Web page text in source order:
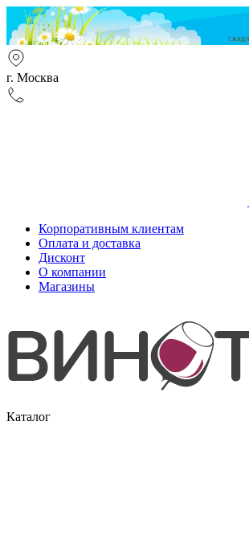
г. Москва
Корпоративным клиентам
Оплата и доставка
Дисконт
О компании
Магазины
Каталог